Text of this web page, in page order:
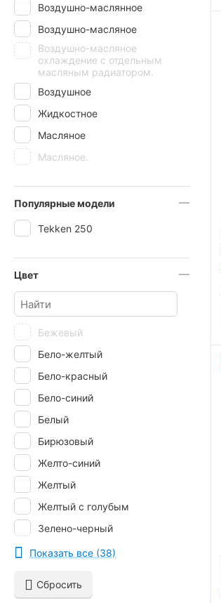
Воздушно-маслянное
Воздушно-масляное
Воздушно-масляное
охлаждение с отдельным
масляным радиатором.
Воздушное
Жидкостное
Масляное
Масляное.
Популярные модели
Tekken 250
Цвет
Бежевый
Бело-желтый
Бело-красный
Бело-синий
Белый
Бирюзовый
Желто-синий
Желтый
Желтый с голубым
Зелено-черный
Зеленый
Камуфляж пустынный
Показать все (38)
Сбросить